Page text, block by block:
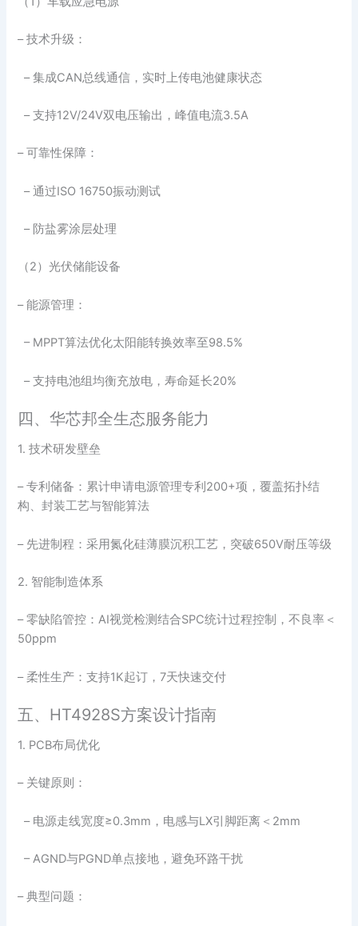
– 技术升级：
– 集成CAN总线通信，实时上传电池健康状态
– 支持12V/24V双电压输出，峰值电流3.5A
– 可靠性保障：
– 通过ISO 16750振动测试
– 防盐雾涂层处理
（2）光伏储能设备
– 能源管理：
– MPPT算法优化太阳能转换效率至98.5%
– 支持电池组均衡充放电，寿命延长20%
四、华芯邦全生态服务能力
1. 技术研发壁垒
– 专利储备：累计申请电源管理专利200+项，覆盖拓扑结
构、封装工艺与智能算法
– 先进制程：采用氮化硅薄膜沉积工艺，突破650V耐压等级
2. 智能制造体系
– 零缺陷管控：AI视觉检测结合SPC统计过程控制，不良率＜
50ppm
– 柔性生产：支持1K起订，7天快速交付
五、HT4928S方案设计指南
1. PCB布局优化
– 关键原则：
– 电源走线宽度≥0.3mm，电感与LX引脚距离＜2mm
– AGND与PGND单点接地，避免环路干扰
– 典型问题：